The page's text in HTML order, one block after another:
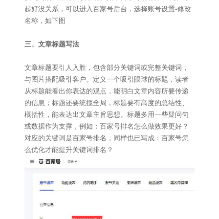
起好没关系，可以进入百家号后台，选择账号设置-修改
名称，如下图
三、文章标题写法
文章标题要引人入胜，包含部分关键词或完整关键词，
与图片搭配吸引客户。定义一个吸引眼球的标题，读者
从标题能看出你表达的观点，能明白文章内容所要传递
的信息；标题还要统揽全局，标题要有高度的总结性、
概括性，能表达出文章主旨思想。标题多用一些疑问句
或数据作为支撑，例如：百家号排名怎么做效果更好？
对应的关键词是百家号排名，同样也已写成：百家号怎
么优化才能提升关键词排名？